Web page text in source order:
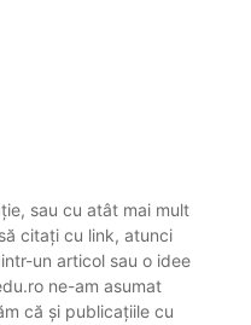
sau cu atât mai mult
citați cu link, atunci
un articol sau o idee
ne-am asumat
că și publicațiile cu